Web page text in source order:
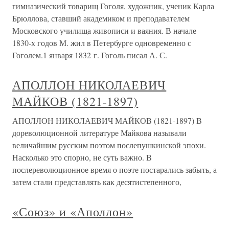
гимназический товарищ Гоголя, художник, ученик Карла
Брюллова, ставший академиком и преподавателем
Московского училища живописи и ваяния. В начале
1830-х годов М. жил в Петербурге одновременно с
Гоголем.1 января 1832 г. Гоголь писал А. С.
АПОЛЛОН НИКОЛАЕВИЧ
МАЙКОВ (1821-1897)
АПОЛЛОН НИКОЛАЕВИЧ МАЙКОВ (1821-1897) В
дореволюционной литературе Майкова называли
величайшим русским поэтом послепушкинской эпохи.
Насколько это спорно, не суть важно. В
послереволюционное время о поэте постарались забыть, а
затем стали представлять как десятистепенного,
«Союз» и «Аполлон»